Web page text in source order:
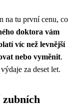
na tu první cenu, co
doktora vám
víc než levnější
nebo vyměnit.
za deset let.